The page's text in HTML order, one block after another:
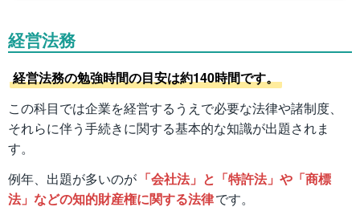
経営法務
経営法務の勉強時間の目安は約140時間です。
この科目では企業を経営するうえで必要な法律や諸制度、
それらに伴う手続きに関する基本的な知識が出題されま
す。
例年、出題が多いのが 「会社法」と「特許法」や「商標
法」などの知的財産権に関する法律です。